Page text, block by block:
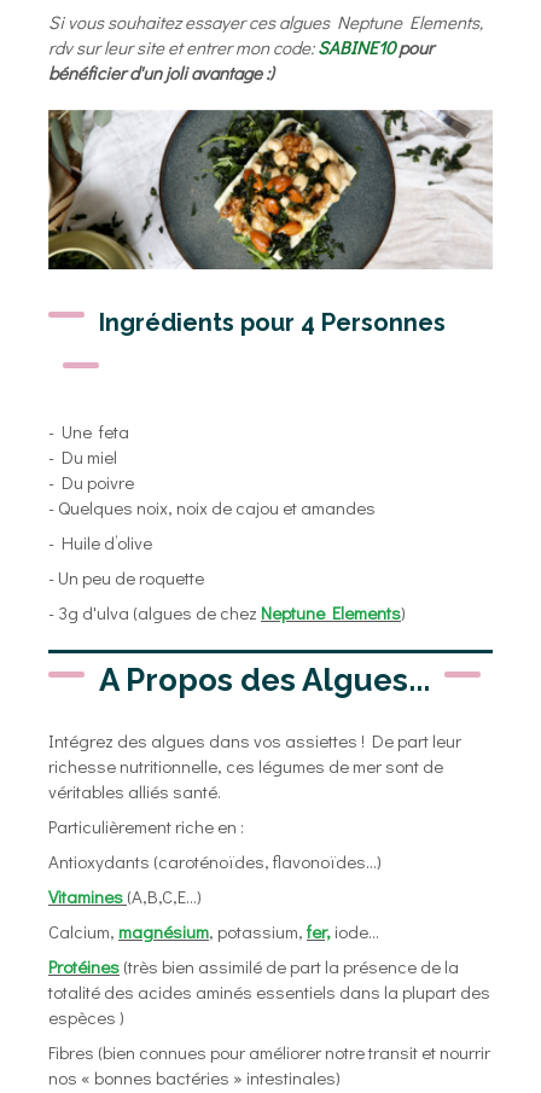
Si vous souhaitez essayer ces algues Neptune Elements,
rdv sur leur site et entrer mon code:SABINE10pour
bénéficier d'un joli avantage :)
Ingrédients pour 4 Personnes
- Une feta
- Du miel
- Du poivre
- Quelques noix, noix de cajou et amandes
- Huile d’olive
- Un peu de roquette
- 3g d'ulva (algues de chez Neptune Elements)
A Propos des Algues...
Intégrez des algues dans vos assiettes ! De part leur
richesse nutritionnelle, ces légumes de mer sont de
véritables alliés santé.
Particulièrement riche en :
Antioxydants (caroténoïdes, flavonoïdes...)
Vitamines (A,B,C,E...)
Calcium, magnésium, potassium, fer, iode...
Protéines (très bien assimilé de part la présence de la
totalité des acides aminés essentiels dans la plupart des
espèces )
Fibres (bien connues pour améliorer notre transit et nourrir
nos « bonnes bactéries » intestinales)